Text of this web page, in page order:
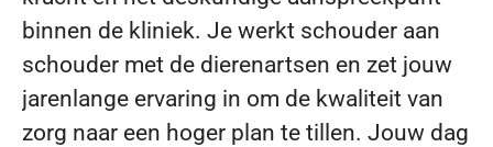
binnen de kliniek. Je werkt schouder aan
schouder met de dierenartsen en zet jouw
jarenlange ervaring in om de kwaliteit van
zorg naar een hoger plan te tillen. Jouw dag